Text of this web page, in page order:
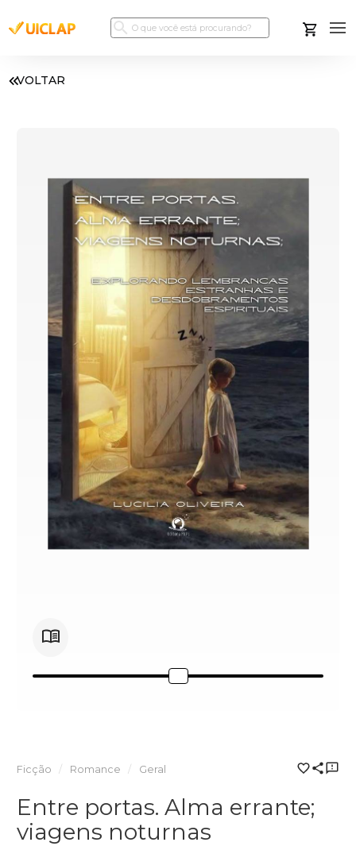
VOLTAR
Ficção Romance Geral
Entre portas. Alma errante;
viagens noturnas